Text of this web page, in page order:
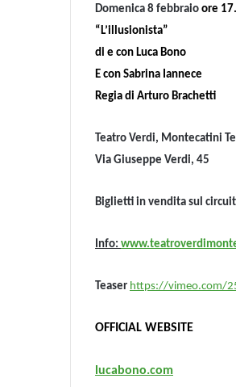
Domenica 8 febbraio ore
“L’illusionista”
di e con Luca Bono
E con Sabrina Iannece
Regia di Arturo Brachetti
Teatro Verdi, Montecatini
Via Giuseppe Verdi, 45
Biglietti in vendita sul
Info:
Teaser https://vimeo.com/
OFFICIAL WEBSITE
lucabono.com